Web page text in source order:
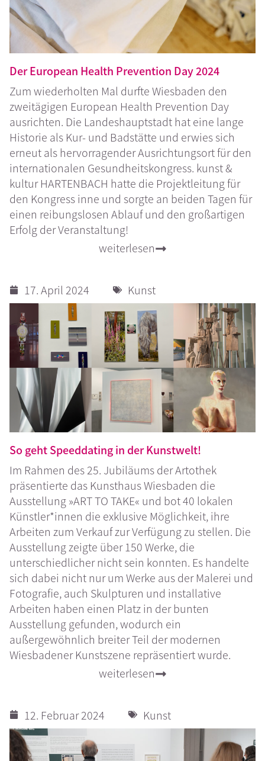
Der European Health Prevention Day 2024
Zum wiederholten Mal durfte Wiesbaden den
zweitägigen European Health Prevention Day
ausrichten. Die Landeshauptstadt hat eine lange
Historie als Kur- und Badstätte und erwies sich
erneut als hervorragender Ausrichtungsort für den
internationalen Gesundheitskongress. kunst &
kultur HARTENBACH hatte die Projektleitung für
den Kongress inne und sorgte an beiden Tagen für
einen reibungslosen Ablauf und den großartigen
Erfolg der Veranstaltung!
weiterlesen
17. April 2024 Kunst
So geht Speeddating in der Kunstwelt!
Im Rahmen des 25. Jubiläums der Artothek
präsentierte das Kunsthaus Wiesbaden die
Ausstellung »ART TO TAKE« und bot 40 lokalen
Künstler*innen die exklusive Möglichkeit, ihre
Arbeiten zum Verkauf zur Verfügung zu stellen. Die
Ausstellung zeigte über 150 Werke, die
unterschiedlicher nicht sein konnten. Es handelte
sich dabei nicht nur um Werke aus der Malerei und
Fotografie, auch Skulpturen und installative
Arbeiten haben einen Platz in der bunten
Ausstellung gefunden, wodurch ein
außergewöhnlich breiter Teil der modernen
Wiesbadener Kunstszene repräsentiert wurde.
weiterlesen
12. Februar 2024 Kunst